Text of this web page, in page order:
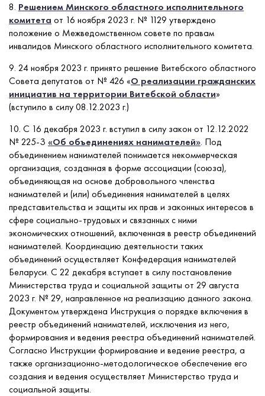
8. Решением Минского областного исполнительного
комитета от 16 ноября 2023 г. № 1129 утверждено
положение о Межведомственном совете по правам
инвалидов Минского областного исполнительного комитета.
9. 24 ноября 2023 г. принято решение Витебского областного
Совета депутатов от № 426 «О реализации гражданских
инициатив на территории Витебской области»
(вступило в силу 08.12.2023 г.)
10. С 16 декабря 2023 г. вступил в силу закон от 12.12.2022
№ 225-З «Об объединениях нанимателей». Под
объединением нанимателей понимается некоммерческая
организация, созданная в форме ассоциации (союза),
объединяющая на основе добровольного членства
нанимателей и (или) объединения нанимателей в целях
представительства и защиты их прав и законных интересов в
сфере социально-трудовых и связанных с ними
экономических отношений, включенная в реестр объединений
нанимателей. Координацию деятельности таких
объединений осуществляет Конфедерация нанимателей
Беларуси. С 22 декабря вступает в силу постановление
Министерства труда и социальной защиты от 29 августа
2023 г. № 29, направленное на реализацию данного закона.
Документом утверждена Инструкция о порядке включения в
реестр объединений нанимателей, исключения из него,
формирования и ведения реестра объединений нанимателей.
Согласно Инструкции формирование и ведение реестра, а
также организационно-методологическое обеспечение его
создания и ведения осуществляет Министерство труда и
социальной защиты.